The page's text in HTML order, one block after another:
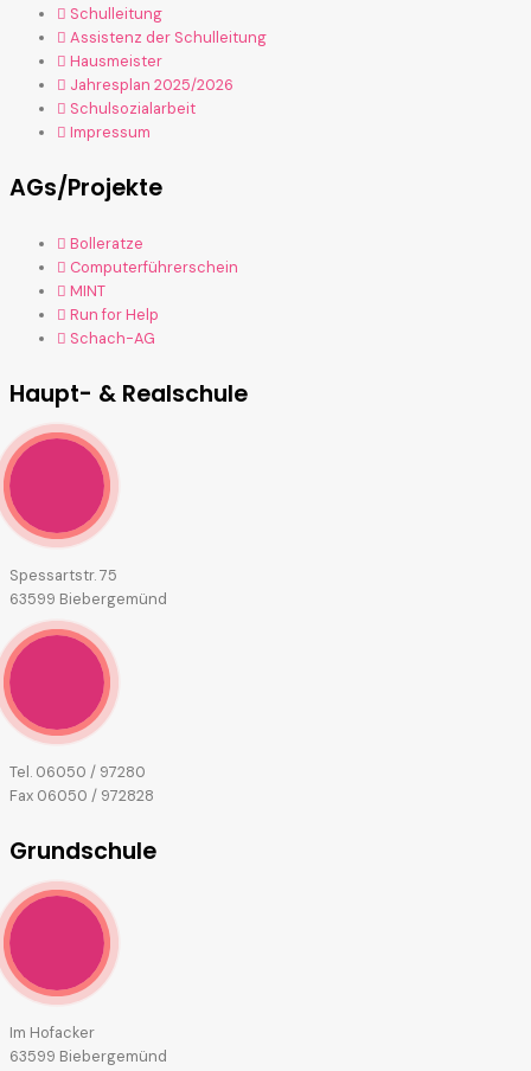
Schulleitung
Assistenz der Schulleitung
Hausmeister
Jahresplan 2025/2026
Schulsozialarbeit
Impressum
AGs/Projekte
Bolleratze
Computerführerschein
MINT
Run for Help
Schach-AG
Haupt- & Realschule
Spessartstr. 75
63599 Biebergemünd
Tel. 06050 / 97280
Fax 06050 / 972828
Grundschule
Im Hofacker
63599 Biebergemünd